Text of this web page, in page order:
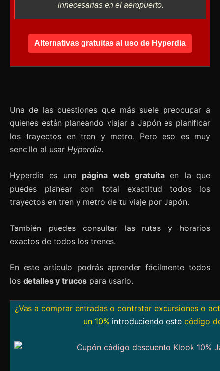
innecesarias en el aeropuerto.
Alternativas gratuitas al uso de Hyperdia
Una de las cuestiones que más suele preocupar a
quienes están planeando viajar a Japón es planificar
los trayectos en tren y metro. Pero eso es muy
sencillo al usar Hyperdia.
Hyperdia es una página web gratuitaen la que
puedes planear con total exactitud todos los
trayectos en tren y metro de tu viaje por Japón.
También puedes consultar las rutas y horarios
exactos de todos los trenes.
En este artículo podrás aprender fácilmente todos
los detalles y trucos para usarlo.
¿Vas a comprar entradas o contratar excursiones o
un 10% introduciendo este código